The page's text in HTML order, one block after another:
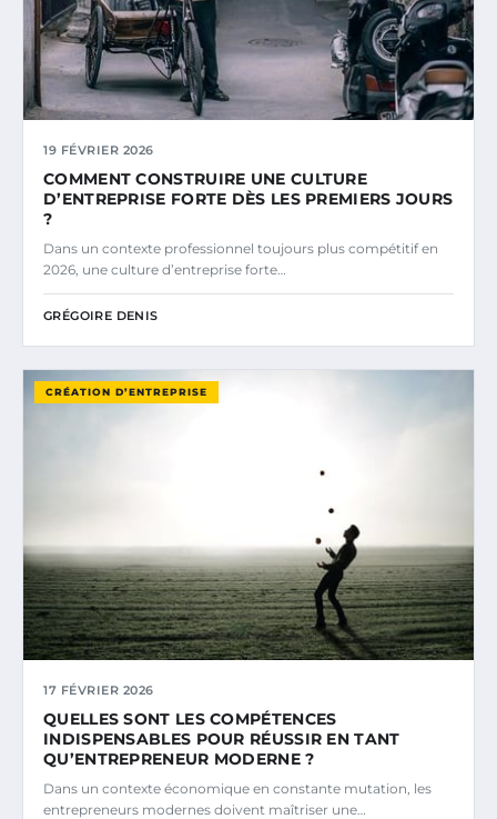
19 FÉVRIER 2026
COMMENT CONSTRUIRE UNE CULTURE
D’ENTREPRISE FORTE DÈS LES PREMIERS JOURS
?
Dans un contexte professionnel toujours plus compétitif en
2026, une culture d’entreprise forte…
GRÉGOIRE DENIS
CRÉATION D’ENTREPRISE
17 FÉVRIER 2026
QUELLES SONT LES COMPÉTENCES
INDISPENSABLES POUR RÉUSSIR EN TANT
QU’ENTREPRENEUR MODERNE ?
Dans un contexte économique en constante mutation, les
entrepreneurs modernes doivent maîtriser une…